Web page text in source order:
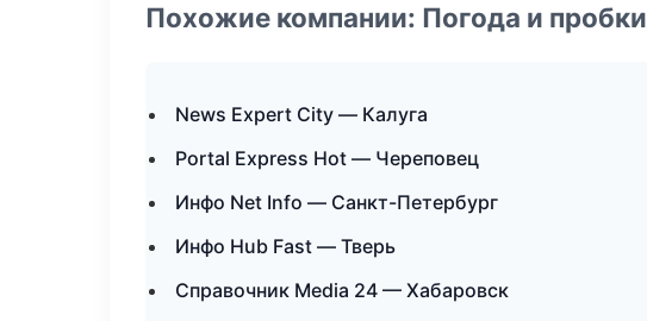
Похожие компании: Погода и пробки
News Expert City — Калуга
Portal Express Hot — Череповец
Инфо Net Info — Санкт-Петербург
Инфо Hub Fast — Тверь
Справочник Media 24 — Хабаровск